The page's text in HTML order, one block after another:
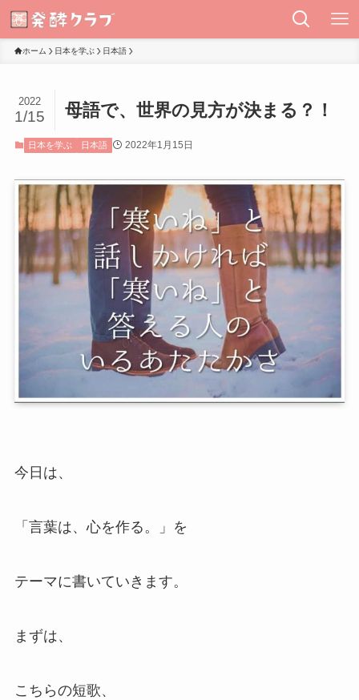
ホーム 日本を学ぶ 日本語
母語で、世界の見方が決まる？！
2022
1/15
日本を学ぶ 日本語 2022年1月15日
今日は、
「言葉は、心を作る。」を
テーマに書いていきます。
まずは、
こちらの短歌、